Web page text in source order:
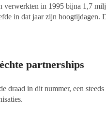
verwerkten in 1995 bijna 1,7
in dat jaar zijn hoogtijdagen.
de betaalmethode te trekken.
met meer spoed dan verwacht,
partnerships
draad in dit nummer, een